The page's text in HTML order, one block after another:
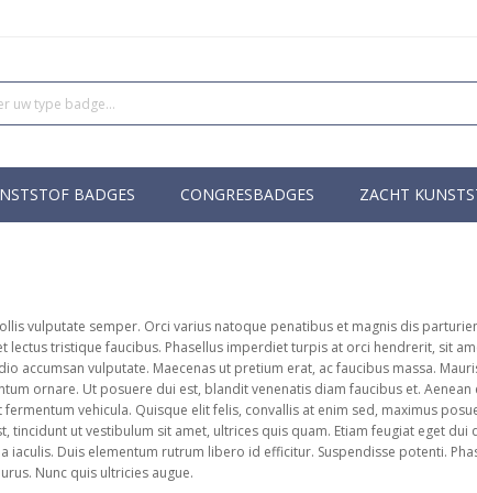
BADGES CONGRESBADGES ZACHT
vulputate semper. Orci varius natoque penatibus et magnis dis
tristique faucibus. Phasellus imperdiet turpis at orci hendrerit, sit
accumsan vulputate. Maecenas ut pretium erat, ac faucibus massa.
ornare. Ut posuere dui est, blandit venenatis diam faucibus et.
vehicula. Quisque elit felis, convallis at enim sed, maximus
tincidunt ut vestibulum sit amet, ultrices quis quam. Etiam feugiat eget
Duis elementum rutrum libero id efficitur. Suspendisse potenti.
Nunc quis ultricies augue.